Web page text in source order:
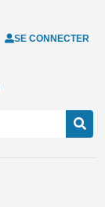
SE CONNECTER